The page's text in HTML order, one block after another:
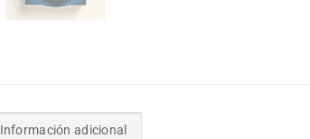
Información adicional